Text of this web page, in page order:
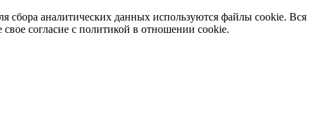
аналитических данных используются файлы cookie. Вся
согласие с политикой в отношении cookie.